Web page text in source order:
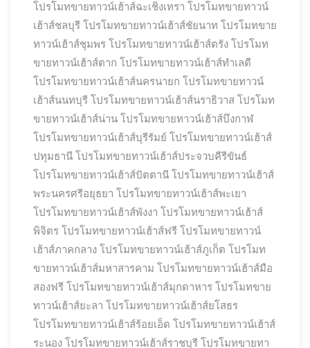
โปรโมทขายทาวน์เฮ้าส์ฉะเชิงเทรา โปรโมทขายทาวน์
เฮ้าส์ชลบุรี โปรโมทขายทาวน์เฮ้าส์ชัยนาท โปรโมทขาย
ทาวน์เฮ้าส์ชุมพร โปรโมทขายทาวน์เฮ้าส์ตรัง โปรโมท
ขายทาวน์เฮ้าส์ตาก โปรโมทขายทาวน์เฮ้าส์ทำเลดี
โปรโมทขายทาวน์เฮ้าส์นครนายก โปรโมทขายทาวน์
เฮ้าส์นนทบุรี โปรโมทขายทาวน์เฮ้าส์นราธิวาส โปรโมท
ขายทาวน์เฮ้าส์น่าน โปรโมทขายทาวน์เฮ้าส์บึงกาฬ
โปรโมทขายทาวน์เฮ้าส์บุรีรัมย์ โปรโมทขายทาวน์เฮ้าส์
ปทุมธานี โปรโมทขายทาวน์เฮ้าส์ประจวบคีรีขันธ์
โปรโมทขายทาวน์เฮ้าส์ปัตตานี โปรโมทขายทาวน์เฮ้าส์
พระนครศรีอยุธยา โปรโมทขายทาวน์เฮ้าส์พะเยา
โปรโมทขายทาวน์เฮ้าส์พังงา โปรโมทขายทาวน์เฮ้าส์
พิจิตร โปรโมทขายทาวน์เฮ้าส์ฟรี โปรโมทขายทาวน์
เฮ้าส์ภาคกลาง โปรโมทขายทาวน์เฮ้าส์ภูเก็ต โปรโมท
ขายทาวน์เฮ้าส์มหาสารคาม โปรโมทขายทาวน์เฮ้าส์มือ
สองฟรี โปรโมทขายทาวน์เฮ้าส์มุกดาหาร โปรโมทขาย
ทาวน์เฮ้าส์ยะลา โปรโมทขายทาวน์เฮ้าส์ยโสธร
โปรโมทขายทาวน์เฮ้าส์ร้อยเอ็ด โปรโมทขายทาวน์เฮ้าส์
ระนอง โปรโมทขายทาวน์เฮ้าส์ราชบุรี โปรโมทขายทา